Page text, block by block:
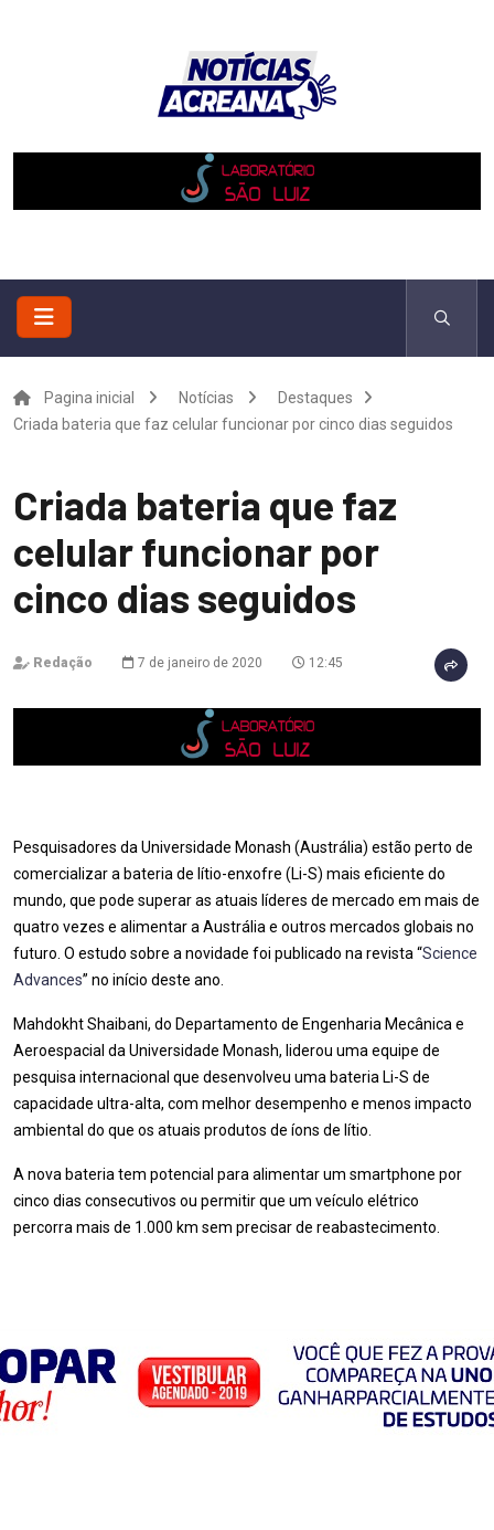
Pagina inicial Notícias
Destaques
Criada bateria que faz celular funcionar por cinco dias seguidos
Criada bateria que faz
celular funcionar por
cinco dias seguidos
Redação 7 de janeiro de 2020 12:45
Pesquisadores da Universidade Monash (Austrália) estão perto de
comercializar a bateria de lítio-enxofre (Li-S) mais eficiente do
mundo, que pode superar as atuais líderes de mercado em mais de
quatro vezes e alimentar a Austrália e outros mercados globais no
futuro. O estudo sobre a novidade foi publicado na revista “Science
Advances” no início deste ano.
Mahdokht Shaibani, do Departamento de Engenharia Mecânica e
Aeroespacial da Universidade Monash, liderou uma equipe de
pesquisa internacional que desenvolveu uma bateria Li-S de
capacidade ultra-alta, com melhor desempenho e menos impacto
ambiental do que os atuais produtos de íons de lítio.
A nova bateria tem potencial para alimentar um smartphone por
cinco dias consecutivos ou permitir que um veículo elétrico
percorra mais de 1.000 km sem precisar de reabastecimento.